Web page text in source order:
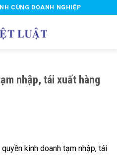
CÙNG DOANH NGHIỆP
nhập, tái xuất hàng
kinh doanh tạm nhập, tái